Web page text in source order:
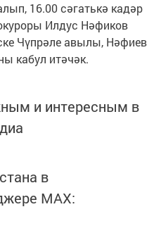
16.00 сәгатькә кадәр
Илдус Нәфиков
Чүпрәле авылы, Нәфиев
кабул итәчәк.
и интересным в
в
MАХ: